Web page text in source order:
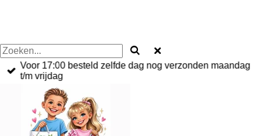
Voor 17:00 besteld zelfde dag nog verzonden maandag
t/m vrijdag